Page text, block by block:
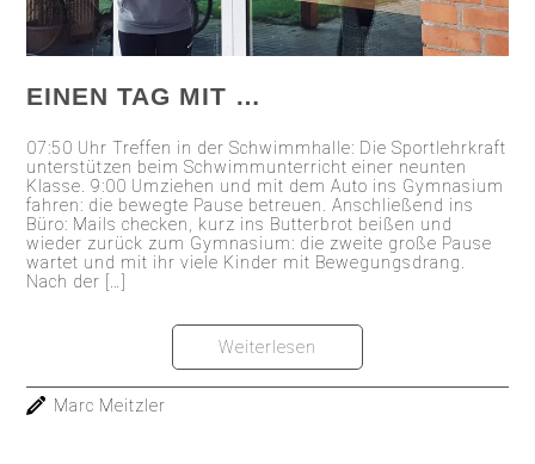
EINEN TAG MIT …
07:50 Uhr Treffen in der Schwimmhalle: Die Sportlehrkraft
unterstützen beim Schwimmunterricht einer neunten
Klasse. 9:00 Umziehen und mit dem Auto ins Gymnasium
fahren: die bewegte Pause betreuen. Anschließend ins
Büro: Mails checken, kurz ins Butterbrot beißen und
wieder zurück zum Gymnasium: die zweite große Pause
wartet und mit ihr viele Kinder mit Bewegungsdrang.
Nach der […]
Weiterlesen
Marc Meitzler